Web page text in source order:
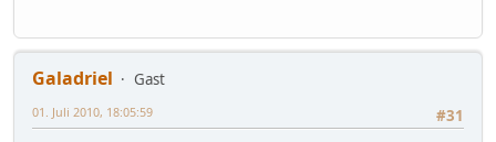
Galadriel
Gast
#31
01. Juli 2010, 18:05:59